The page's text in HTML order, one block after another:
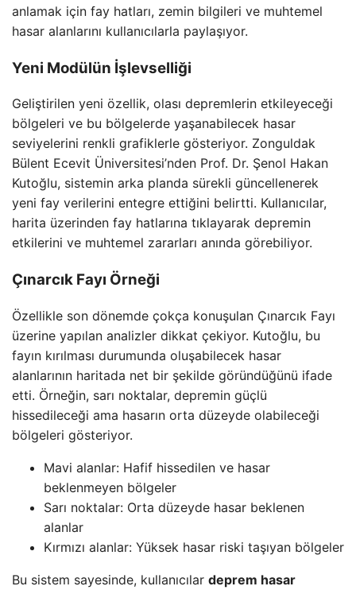
anlamak için fay hatları, zemin bilgileri ve muhtemel
hasar alanlarını kullanıcılarla paylaşıyor.
Yeni Modülün İşlevselliği
Geliştirilen yeni özellik, olası depremlerin etkileyeceği
bölgeleri ve bu bölgelerde yaşanabilecek hasar
seviyelerini renkli grafiklerle gösteriyor. Zonguldak
Bülent Ecevit Üniversitesi’nden Prof. Dr. Şenol Hakan
Kutoğlu, sistemin arka planda sürekli güncellenerek
yeni fay verilerini entegre ettiğini belirtti. Kullanıcılar,
harita üzerinden fay hatlarına tıklayarak depremin
etkilerini ve muhtemel zararları anında görebiliyor.
Çınarcık Fayı Örneği
Özellikle son dönemde çokça konuşulan Çınarcık Fayı
üzerine yapılan analizler dikkat çekiyor. Kutoğlu, bu
fayın kırılması durumunda oluşabilecek hasar
alanlarının haritada net bir şekilde göründüğünü ifade
etti. Örneğin, sarı noktalar, depremin güçlü
hissedileceği ama hasarın orta düzeyde olabileceği
bölgeleri gösteriyor.
Mavi alanlar: Hafif hissedilen ve hasar
beklenmeyen bölgeler
Sarı noktalar: Orta düzeyde hasar beklenen
alanlar
Kırmızı alanlar: Yüksek hasar riski taşıyan bölgeler
Bu sistem sayesinde, kullanıcılar deprem hasar